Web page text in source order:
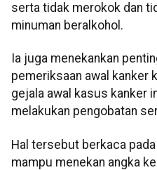
serta tidak merokok dan
minuman beralkohol.
Ia juga menekankan
pemeriksaan awal kanker
gejala awal kasus kanker
melakukan pengobatan
Hal tersebut berkaca
mampu menekan angka